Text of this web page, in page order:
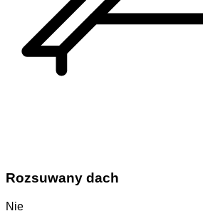
Rozsuwany dach
Nie